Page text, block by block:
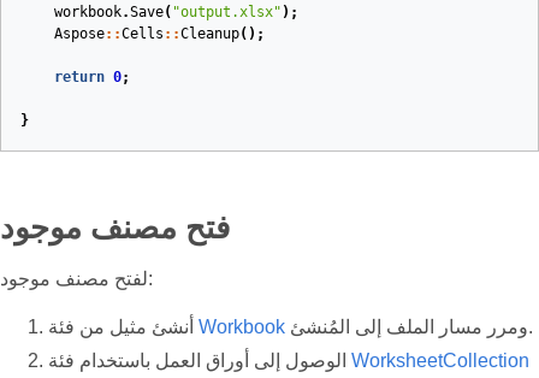
workbook.Save( "output.xlsx" );
Aspose::Cells ::Cleanup();
return 0;
}
فتح مصنف موجود
لفتح مصنف موجود:
Workbook
ومرر مسار الملف إلى المُنشئ.
WorksheetCollection